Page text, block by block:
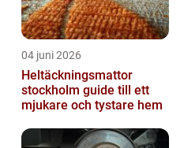
04 juni 2026
Heltäckningsmattor
stockholm guide till ett
mjukare och tystare hem